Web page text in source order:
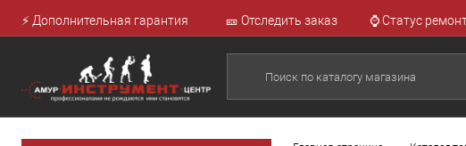
⚡ Дополнительная гарантия 🎫 Отследить заказ ⌚ Статус